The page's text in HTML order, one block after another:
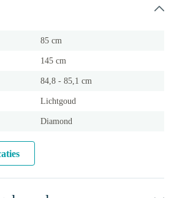
85 cm
145 cm
84,8 - 85,1 cm
Lichtgoud
Diamond